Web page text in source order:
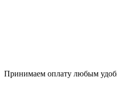
Принимаем оплату любым